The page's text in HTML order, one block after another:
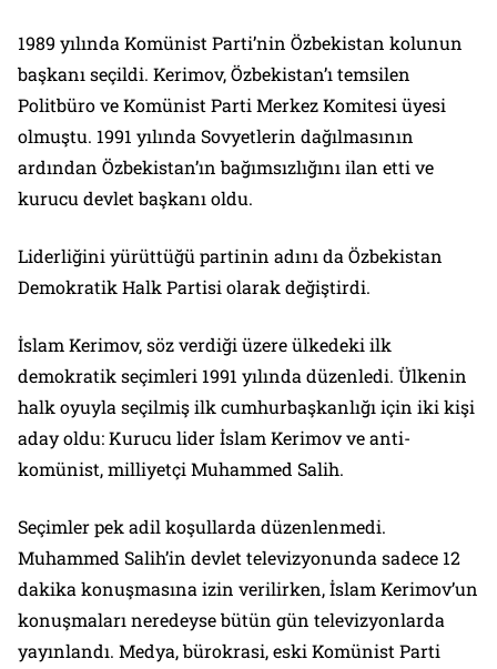
1989 yılında Komünist Parti’nin Özbekistan kolunun
başkanı seçildi. Kerimov, Özbekistan’ı temsilen
Politbüro ve Komünist Parti Merkez Komitesi üyesi
olmuştu. 1991 yılında Sovyetlerin dağılmasının
ardından Özbekistan’ın bağımsızlığını ilan etti ve
kurucu devlet başkanı oldu.
Liderliğini yürüttüğü partinin adını da Özbekistan
Demokratik Halk Partisi olarak değiştirdi.
İslam Kerimov, söz verdiği üzere ülkedeki ilk
demokratik seçimleri 1991 yılında düzenledi. Ülkenin
halk oyuyla seçilmiş ilk cumhurbaşkanlığı için iki kişi
aday oldu: Kurucu lider İslam Kerimov ve anti-
komünist, milliyetçi Muhammed Salih.
Seçimler pek adil koşullarda düzenlenmedi.
Muhammed Salih’in devlet televizyonunda sadece 12
dakika konuşmasına izin verilirken, İslam Kerimov’un
konuşmaları neredeyse bütün gün televizyonlarda
yayınlandı. Medya, bürokrasi, eski Komünist Parti